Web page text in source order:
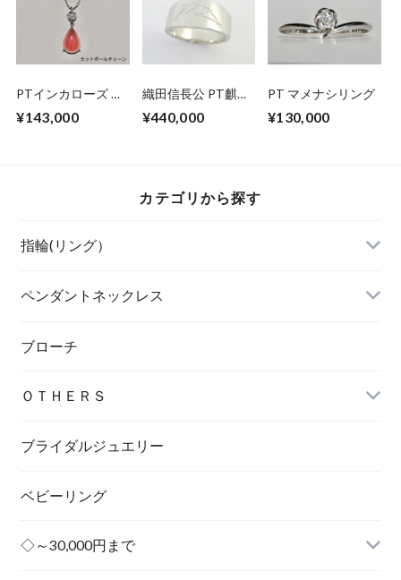
PTインカローズ ダ
ントネックレス
¥143,000
織田信長公 PT麒麟
¥440,000
PT マメナシリング
¥130,000
カテゴリから探す
指輪(リング）
ペンダントネックレス
ブローチ
ＯＴＨＥＲＳ
ブライダルジュエリー
ベビーリング
◇～30,000円まで